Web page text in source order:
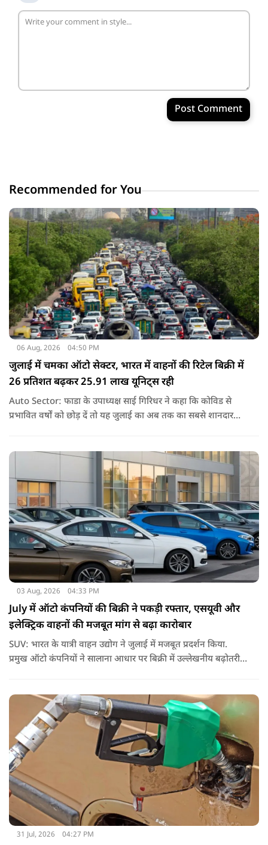
Post Comment
Recommended for You
06 Aug, 2026 04:50 PM
जुलाई में चमका ऑटो सेक्टर, भारत में वाहनों की रिटेल बिक्री में
26 प्रतिशत बढ़कर 25.91 लाख यूनिट्स रही
Auto Sector: फाडा के उपाध्यक्ष साई गिरिधर ने कहा कि कोविड से
प्रभावित वर्षों को छोड़ दें तो यह जुलाई का अब तक का सबसे शानदार
03 Aug, 2026 04:33 PM
July में ऑटो कंपनियों की बिक्री ने पकड़ी रफ्तार, एसयूवी और
इलेक्ट्रिक वाहनों की मजबूत मांग से बढ़ा कारोबार
SUV: भारत के यात्री वाहन उद्योग ने जुलाई में मजबूत प्रदर्शन किया.
प्रमुख ऑटो कंपनियों ने सालाना आधार पर बिक्री में उल्लेखनीय बढ़ोतरी
निर्यात में अच्छी बढ़ोतरी रही.
31 Jul, 2026 04:27 PM